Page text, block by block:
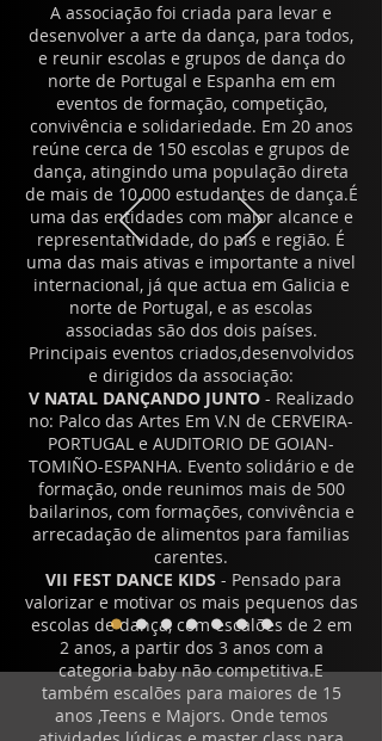
A associação foi criada para levar e
desenvolver a arte da dança, para todos,
e reunir escolas e grupos de dança do
norte de Portugal e Espanha em em
eventos de formação, competição,
convivência e solidariedade. Em 20 anos
reúne cerca de 150 escolas e grupos de
dança, atingindo uma população direta
de mais de 10.000 estudantes de dança.É
uma das entidades com maior alcance e
representatividade, do pais e região. É
uma das mais ativas e importante a nivel
internacional, já que actua em Galicia e
norte de Portugal, e as escolas
associadas são dos dois países.
Principais eventos criados,desenvolvidos
e dirigidos da associação:
V NATAL DANÇANDO JUNTO - Realizado
no: Palco das Artes Em V.N de CERVEIRA-
PORTUGAL e AUDITORIO DE GOIAN-
TOMIÑO-ESPANHA. Evento solidário e de
formação, onde reunimos mais de 500
bailarinos, com formações, convivência e
arrecadação de alimentos para familias
carentes.
VII FEST DANCE KIDS - Pensado para
valorizar e motivar os mais pequenos das
escolas de dança, com escalões de 2 em
2 anos, a partir dos 3 anos com a
categoria baby não competitiva.E
também escalões para maiores de 15
anos ,Teens e Majors. Onde temos